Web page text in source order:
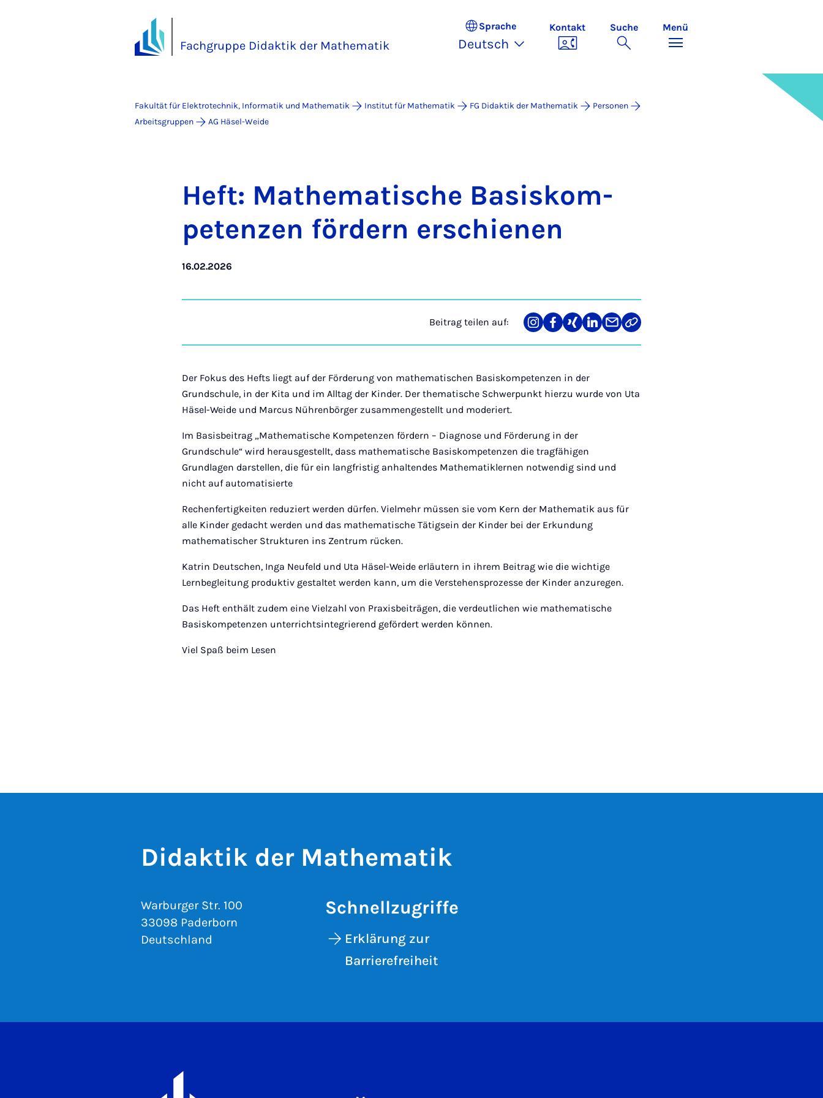
Fachgruppe Didaktik der Mathematik
Sprache
Deutsch
Kontakt Suche Menü
Fakultät für Elektrotechnik, Informatik und Mathematik Institut für Mathematik FG Didaktik der Mathematik
Personen
Arbeitsgruppen
AG Häsel-Weide
Heft: Ma­the­ma­ti­sche Ba­sis­kom­
pe­ten­zen för­dern er­schie­nen
16.02.2026
Beitrag teilen auf:
Teilen
auf
Teilen
auf
Teilen
auf
Teilen
auf
Teilen
über
Link
kopieren
Der Fokus des Hefts liegt auf der Förderung von mathematischen Basiskompetenzen in der
Grundschule, in der Kita und im Alltag der Kinder. Der thematische Schwerpunkt hierzu wurde von Uta
Häsel-Weide und Marcus Nührenbörger zusammengestellt und moderiert.
Im Basisbeitrag „Mathematische Kompetenzen fördern – Diagnose und Förderung in der
Grundschule“ wird herausgestellt, dass mathematische Basiskompetenzen die tragfähigen
Grundlagen darstellen, die für ein langfristig anhaltendes Mathematiklernen notwendig sind und
nicht auf automatisierte
Rechenfertigkeiten reduziert werden dürfen. Vielmehr müssen sie vom Kern der Mathematik aus für
alle Kinder gedacht werden und das mathematische Tätigsein der Kinder bei der Erkundung
mathematischer Strukturen ins Zentrum rücken.
Katrin Deutschen, Inga Neufeld und Uta Häsel-Weide erläutern in ihrem Beitrag wie die wichtige
Lernbegleitung produktiv gestaltet werden kann, um die Verstehensprozesse der Kinder anzuregen.
Das Heft enthält zudem eine Vielzahl von Praxisbeiträgen, die verdeutlichen wie mathematische
Basiskompetenzen unterrichtsintegrierend gefördert werden können.
Viel Spaß beim Lesen
Didaktik der Mathematik
Warburger Str. 100
33098 Paderborn
Deutschland
Schnellzugriffe
Erklärung zur
Barrierefreiheit